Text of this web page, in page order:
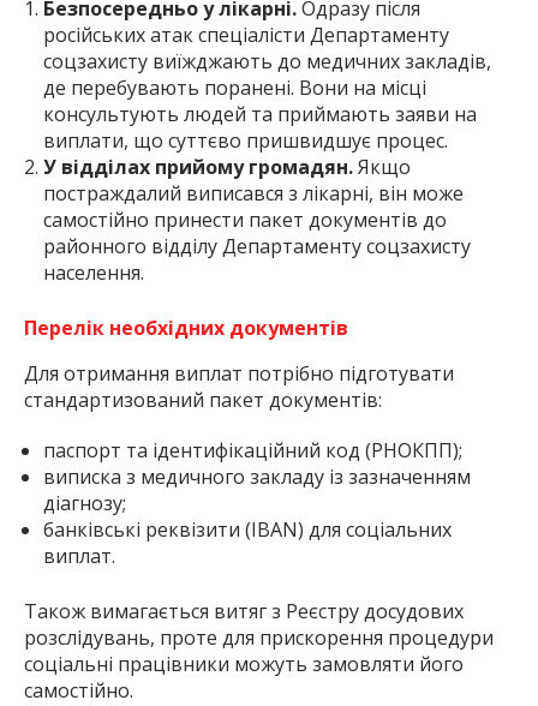
Безпосередньо у лікарні.Одразу після
російських атак спеціалісти Департаменту
соцзахисту виїжджають до медичних закладів,
де перебувають поранені. Вони на місці
консультують людей та приймають заяви на
виплати, що суттєво пришвидшує процес.
У відділах прийому громадян.Якщо
постраждалий виписався з лікарні, він може
самостійно принести пакет документів до
районного відділу Департаменту соцзахисту
населення.
Перелік необхідних документів
Для отримання виплат потрібно підготувати
стандартизований пакет документів:
паспорт та ідентифікаційний код (РНОКПП);
виписка з медичного закладу із зазначенням
діагнозу;
банківські реквізити (IBAN) для соціальних
виплат.
Також вимагається витяг з Реєстру досудових
розслідувань, проте для прискорення процедури
соціальні працівники можуть замовляти його
самостійно.